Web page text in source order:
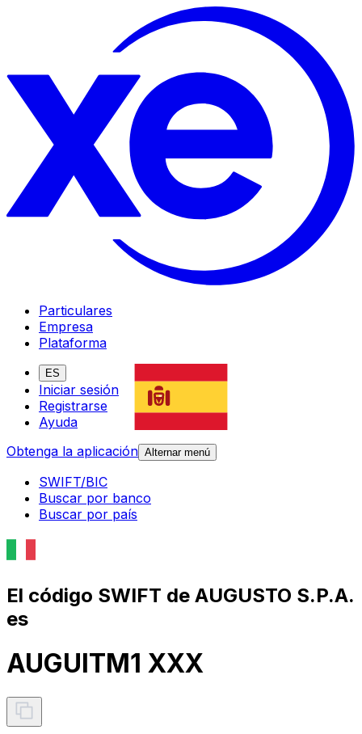
Particulares
Empresa
Plataforma
ES
Iniciar sesión
Registrarse
Ayuda
Obtenga la aplicación Alternar menú
SWIFT/BIC
Buscar por banco
Buscar por país
El código SWIFT de AUGUSTO S.P.A.
es
AUGUITM1 XXX